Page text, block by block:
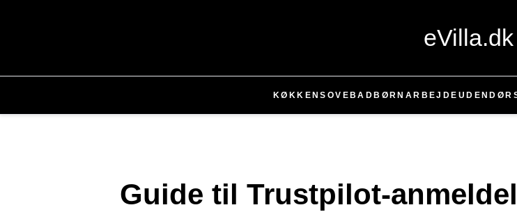
eVilla.dk
KØKKENSOVE BAD BØRN ARBEJDE
Guide til Trustpilot-